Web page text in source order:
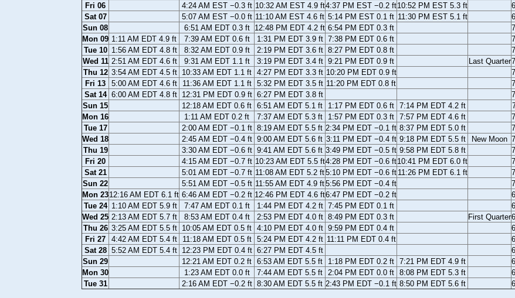
Fri 06
4:24 AM EST −0.3 ft 10:32 AM EST 4.9 ft4:37 PM EST −0.2 ft10:52 PM EST 5.3 ft
Sat 07
5:07 AM EST −0.0 ft 11:10 AM EST 4.6 ft 5:14 PM EST 0.1 ft 11:30 PM EST 5.1 ft
Sun 08
6:51 AM EDT 0.3 ft 12:48 PM EDT 4.2 ft 6:54 PM EDT 0.3 ft
Mon 09 1:11 AM EDT 4.9 ft 7:39 AM EDT 0.6 ft 1:31 PM EDT 3.9 ft 7:38 PM EDT 0.6 ft
Tue 10 1:56 AM EDT 4.8 ft 8:32 AM EDT 0.9 ft 2:19 PM EDT 3.6 ft 8:27 PM EDT 0.8 ft
Wed 11 2:51 AM EDT 4.6 ft 9:31 AM EDT 1.1 ft 3:19 PM EDT 3.4 ft 9:21 PM EDT 0.9 ft Last Quarter
Thu 12 3:54 AM EDT 4.5 ft 10:33 AM EDT 1.1 ft 4:27 PM EDT 3.3 ft 10:20 PM EDT 0.9 ft
Fri 13
5:00 AM EDT 4.6 ft 11:36 AM EDT 1.1 ft 5:32 PM EDT 3.5 ft 11:20 PM EDT 0.8 ft
Sat 14 6:00 AM EDT 4.8 ft 12:31 PM EDT 0.9 ft 6:27 PM EDT 3.8 ft
Sun 15
12:18 AM EDT 0.6 ft 6:51 AM EDT 5.1 ft 1:17 PM EDT 0.6 ft 7:14 PM EDT 4.2 ft
Mon 16
1:11 AM EDT 0.2 ft 7:37 AM EDT 5.3 ft 1:57 PM EDT 0.3 ft 7:57 PM EDT 4.6 ft
Tue 17
2:00 AM EDT −0.1 ft 8:19 AM EDT 5.5 ft 2:34 PM EDT −0.1 ft 8:37 PM EDT 5.0 ft
Wed 18
2:45 AM EDT −0.4 ft 9:00 AM EDT 5.6 ft 3:11 PM EDT −0.4 ft 9:18 PM EDT 5.5 ft New Moon
Thu 19
3:30 AM EDT −0.6 ft 9:41 AM EDT 5.6 ft 3:49 PM EDT −0.5 ft 9:58 PM EDT 5.8 ft
Fri 20
4:15 AM EDT −0.7 ft 10:23 AM EDT 5.5 ft4:28 PM EDT −0.6 ft10:41 PM EDT 6.0 ft
Sat 21
5:01 AM EDT −0.7 ft 11:08 AM EDT 5.2 ft5:10 PM EDT −0.6 ft 11:26 PM EDT 6.1 ft
Sun 22
5:51 AM EDT −0.5 ft 11:55 AM EDT 4.9 ft5:56 PM EDT −0.4 ft
Mon 2312:16 AM EDT 6.1 ft 6:46 AM EDT −0.2 ft 12:46 PM EDT 4.6 ft6:47 PM EDT −0.2 ft
Tue 24 1:10 AM EDT 5.9 ft 7:47 AM EDT 0.1 ft 1:44 PM EDT 4.2 ft 7:45 PM EDT 0.1 ft
Wed 25 2:13 AM EDT 5.7 ft 8:53 AM EDT 0.4 ft 2:53 PM EDT 4.0 ft 8:49 PM EDT 0.3 ft First Quarter
Thu 26 3:25 AM EDT 5.5 ft 10:05 AM EDT 0.5 ft 4:10 PM EDT 4.0 ft 9:59 PM EDT 0.4 ft
Fri 27
4:42 AM EDT 5.4 ft 11:18 AM EDT 0.5 ft 5:24 PM EDT 4.2 ft 11:11 PM EDT 0.4 ft
Sat 28 5:52 AM EDT 5.4 ft 12:23 PM EDT 0.4 ft 6:27 PM EDT 4.5 ft
Sun 29
12:21 AM EDT 0.2 ft 6:53 AM EDT 5.5 ft 1:18 PM EDT 0.2 ft 7:21 PM EDT 4.9 ft
Mon 30
1:23 AM EDT 0.0 ft 7:44 AM EDT 5.5 ft 2:04 PM EDT 0.0 ft 8:08 PM EDT 5.3 ft
Tue 31
2:16 AM EDT −0.2 ft 8:30 AM EDT 5.5 ft 2:43 PM EDT −0.1 ft 8:50 PM EDT 5.6 ft